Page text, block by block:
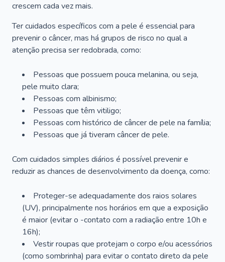
crescem cada vez mais.
Ter cuidados específicos com a pele é essencial para
prevenir o câncer, mas há grupos de risco no qual a
atenção precisa ser redobrada, como:
Pessoas que possuem pouca melanina, ou seja,
pele muito clara;
Pessoas com albinismo;
Pessoas que têm vitiligo;
Pessoas com histórico de câncer de pele na família;
Pessoas que já tiveram câncer de pele.
Com cuidados simples diários é possível prevenir e
reduzir as chances de desenvolvimento da doença, como:
Proteger-se adequadamente dos raios solares
(UV), principalmente nos horários em que a exposição
é maior (evitar o -contato com a radiação entre 10h e
16h);
Vestir roupas que protejam o corpo e/ou acessórios
(como sombrinha) para evitar o contato direto da pele